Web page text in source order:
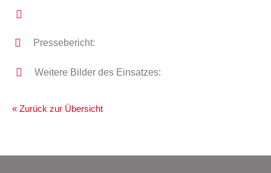
Pressebericht:
Weitere Bilder des Einsatzes:
« Zurück zur Übersicht